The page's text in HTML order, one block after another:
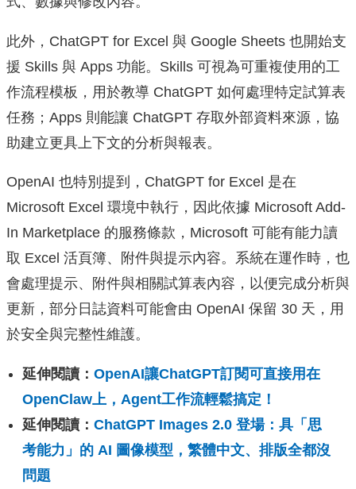
此外，ChatGPT for Excel 與 Google Sheets 也開始支
援 Skills 與 Apps 功能。Skills 可視為可重複使用的工
作流程模板，用於教導 ChatGPT 如何處理特定試算表
任務；Apps 則能讓 ChatGPT 存取外部資料來源，協
助建立更具上下文的分析與報表。
OpenAI 也特別提到，ChatGPT for Excel 是在
Microsoft Excel 環境中執行，因此依據 Microsoft Add-
In Marketplace 的服務條款，Microsoft 可能有能力讀
取 Excel 活頁簿、附件與提示內容。系統在運作時，也
會處理提示、附件與相關試算表內容，以便完成分析與
更新，部分日誌資料可能會由 OpenAI 保留 30 天，用
於安全與完整性維護。
延伸閱讀： OpenAI讓ChatGPT訂閱可直接用在
OpenClaw上，Agent工作流輕鬆搞定！
延伸閱讀： ChatGPT Images 2.0 登場：具「思
考能力」的 AI 圖像模型，繁體中文、排版全都沒
問題